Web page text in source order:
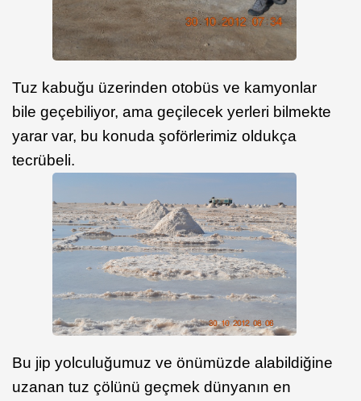
Tuz kabuğu üzerinden otobüs ve kamyonlar
bile geçebiliyor, ama geçilecek yerleri bilmekte
yarar var, bu konuda şoförlerimiz oldukça
tecrübeli.
Bu jip yolculuğumuz ve önümüzde alabildiğine
uzanan tuz çölünü geçmek dünyanın en